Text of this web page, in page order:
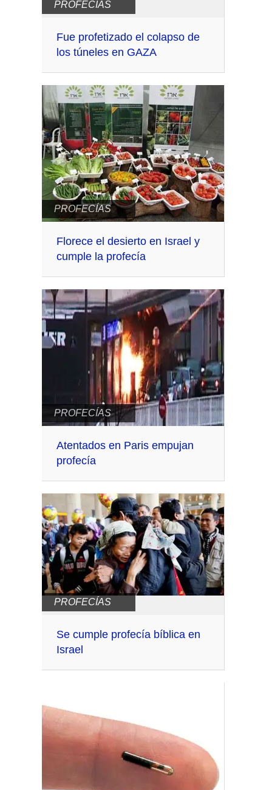
PROFECÍAS
Fue profetizado el colapso de
los túneles en GAZA
PROFECÍAS
Florece el desierto en Israel y
cumple la profecía
PROFECÍAS
Atentados en Paris empujan
profecía
PROFECÍAS
Se cumple profecía bíblica en
Israel